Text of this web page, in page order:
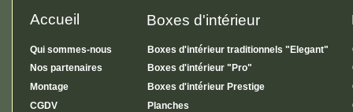
Accueil Boxes d'intérieur
Qui sommes-nous
Nos partenaires
Montage
CGDV
Boxes d'intérieur traditionnels "Elegant"
Boxes d'intérieur "Pro"
Boxes d'intérieur Prestige
Planches